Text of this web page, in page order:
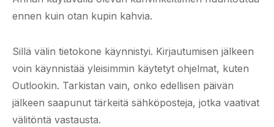
ennen kuin otan kupin kahvia.
Sillä välin tietokone käynnistyi. Kirjautumisen jälkeen
voin käynnistää yleisimmin käytetyt ohjelmat, kuten
Outlookin. Tarkistan vain, onko edellisen päivän
jälkeen saapunut tärkeitä sähköposteja, jotka vaativat
välitöntä vastausta.